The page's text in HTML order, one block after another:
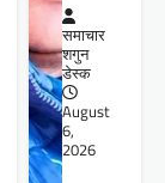
समाचार
शगुन
डेस्क
August
6,
2026